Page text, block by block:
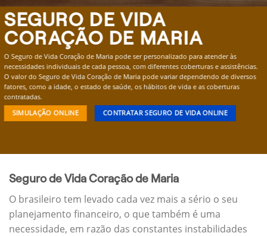
SEGURO DE VIDA
CORAÇÃO DE MARIA
O Seguro de Vida Coração de Maria pode ser personalizado para atender às
necessidades individuais de cada pessoa, com diferentes coberturas e assistências.
O valor do Seguro de Vida Coração de Maria pode variar dependendo de diversos
fatores, como a idade, o estado de saúde, os hábitos de vida e as coberturas
contratadas.
SIMULAÇÃO ONLINE CONTRATAR SEGURO DE VIDA ONLINE
Seguro de Vida Coração de Maria
O brasileiro tem levado cada vez mais a sério o seu
planejamento financeiro, o que também é uma
necessidade, em razão das constantes instabilidades